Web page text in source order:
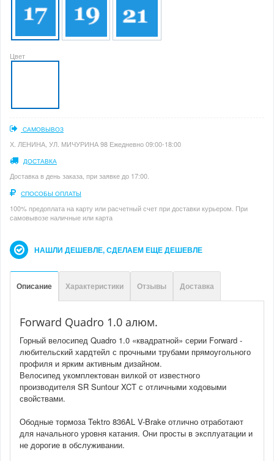
Цвет
САМОВЫВОЗ
Х. ЛЕНИНА, УЛ. МИЧУРИНА 98 Ежедневно 09:00-18:00
ДОСТАВКА
Доставка в день заказа, при заявке до 17:00.
СПОСОБЫ ОПЛАТЫ
100% предоплата на карту или расчетный счет при доставки курьером. При
самовывозе наличные или карта
НАШЛИ ДЕШЕВЛЕ, СДЕЛАЕМ ЕЩЕ ДЕШЕВЛЕ
Описание Характеристики Отзывы Доставка
Forward Quadro 1.0 алюм.
Горный велосипед Quadro 1.0 «квадратной» серии Forward -
любительский хардтейл с прочными трубами прямоугольного
профиля и ярким активным дизайном.
Велосипед укомплектован вилкой от известного
производителя SR Suntour XCT с отличными ходовыми
свойствами.
Ободные тормоза Tektro 836AL V-Brake отлично отработают
для начального уровня катания. Они просты в эксплуатации и
не дорогие в обслуживании.